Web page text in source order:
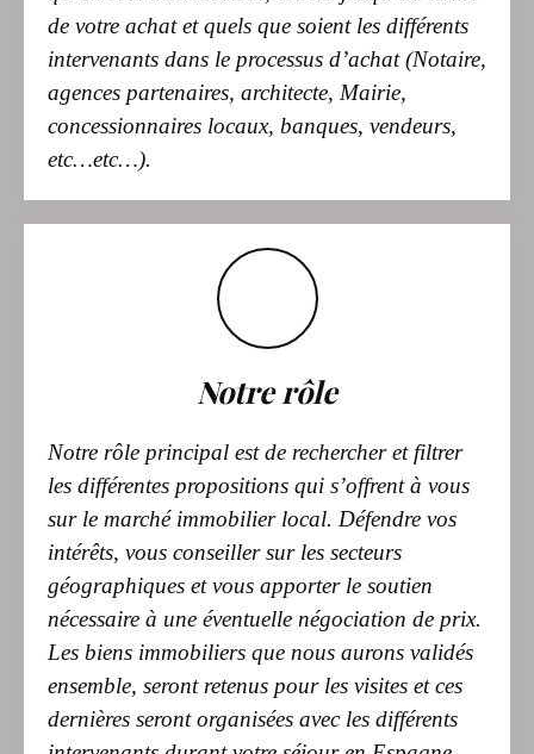
intervenants dans le processus d’achat (Notaire,
agences partenaires, architecte, Mairie,
concessionnaires locaux, banques, vendeurs,
etc…etc…).
Notre rôle
Notre rôle principal est de rechercher et filtrer
les différentes propositions qui s’offrent à vous
sur le marché immobilier local. Défendre vos
intérêts, vous conseiller sur les secteurs
géographiques et vous apporter le soutien
nécessaire à une éventuelle négociation de prix.
Les biens immobiliers que nous aurons validés
ensemble, seront retenus pour les visites et ces
dernières seront organisées avec les différents
intervenants durant votre séjour en Espagne,
aucunes démarches n’est à prévoir par vos